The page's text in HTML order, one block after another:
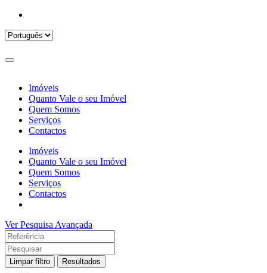
Imóveis
Quanto Vale o seu Imóvel
Quem Somos
Serviços
Contactos
Imóveis
Quanto Vale o seu Imóvel
Quem Somos
Serviços
Contactos
Ver Pesquisa Avançada
Limpar filtro Resultados